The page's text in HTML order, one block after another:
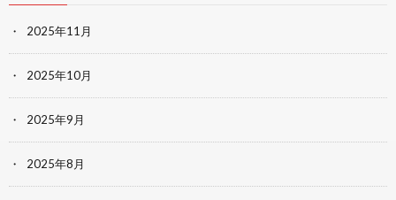
2025年11月
2025年10月
2025年9月
2025年8月